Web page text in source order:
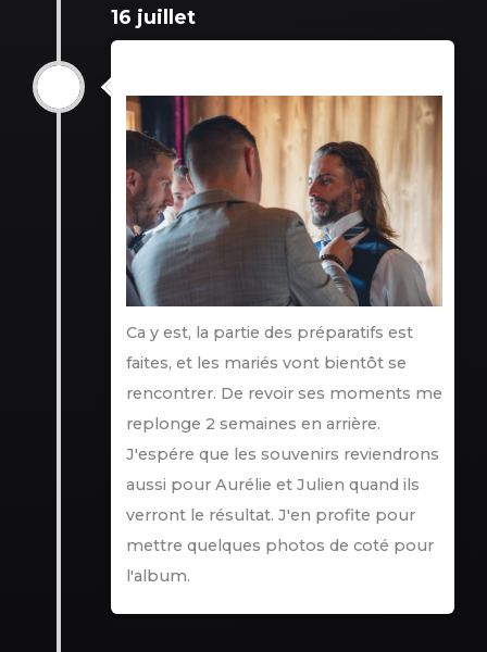
16 juillet
Ca y est, la partie des préparatifs est
faites, et les mariés vont bientôt se
rencontrer. De revoir ses moments me
replonge 2 semaines en arrière.
J'espére que les souvenirs reviendrons
aussi pour Aurélie et Julien quand ils
verront le résultat. J'en profite pour
mettre quelques photos de coté pour
l'album.